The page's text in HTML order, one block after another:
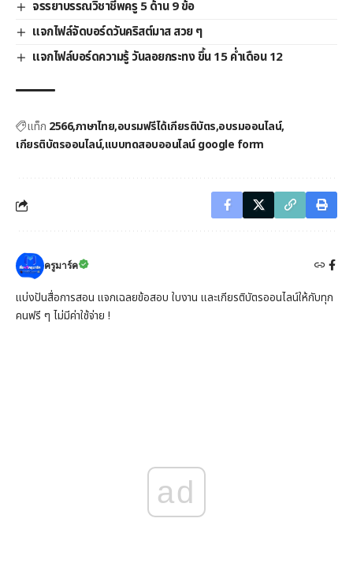
จรรยาบรรณวิชาชีพครู 5 ด้าน 9 ข้อ
แจกไฟล์จัดบอร์ดวันคริสต์มาส สวย ๆ
แจกไฟล์บอร์ดความรู้ วันลอยกระทง ขึ้น 15 ค่ำเดือน 12
แท็ก 2566ภาษาไทย อบรมฟรีได้เกียรติบัตร อบรมออนไลน์
เกียรติบัตรออนไลน์ แบบทดสอบออนไลน์ google form
ครูมาร์ค
แบ่งปันสื่อการสอน แจกเฉลยข้อสอบ ใบงาน และเกียรติบัตรออนไลน์ให้กับทุก
คนฟรี ๆ ไม่มีค่าใช้จ่าย !
ad